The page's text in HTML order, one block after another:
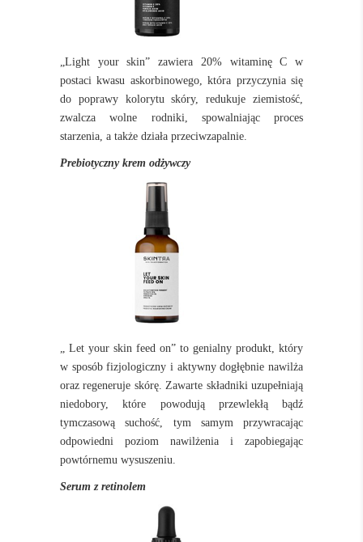
„Light your skin” zawiera 20% witaminę C w
postaci kwasu askorbinowego, która przyczynia się
do poprawy kolorytu skóry, redukuje ziemistość,
zwalcza wolne rodniki, spowalniając proces
starzenia, a także działa przeciwzapalnie.
Prebiotyczny krem odżywczy
„ Let your skin feed on” to genialny produkt, który
w sposób fizjologiczny i aktywny dogłębnie nawilża
oraz regeneruje skórę. Zawarte składniki uzupełniają
niedobory, które powodują przewlekłą bądź
tymczasową suchość, tym samym przywracając
odpowiedni poziom nawilżenia i zapobiegając
powtórnemu wysuszeniu.
Serum z retinolem